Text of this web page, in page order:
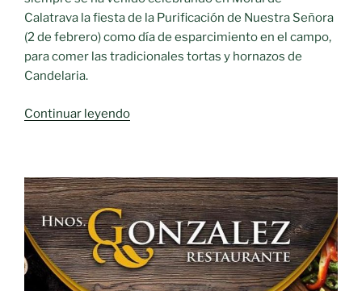
Calatrava la fiesta de la Purificación de Nuestra Señora
(2 de febrero) como día de esparcimiento en el campo,
para comer las tradicionales tortas y hornazos de
Candelaria.
Continuar leyendo«Hoy